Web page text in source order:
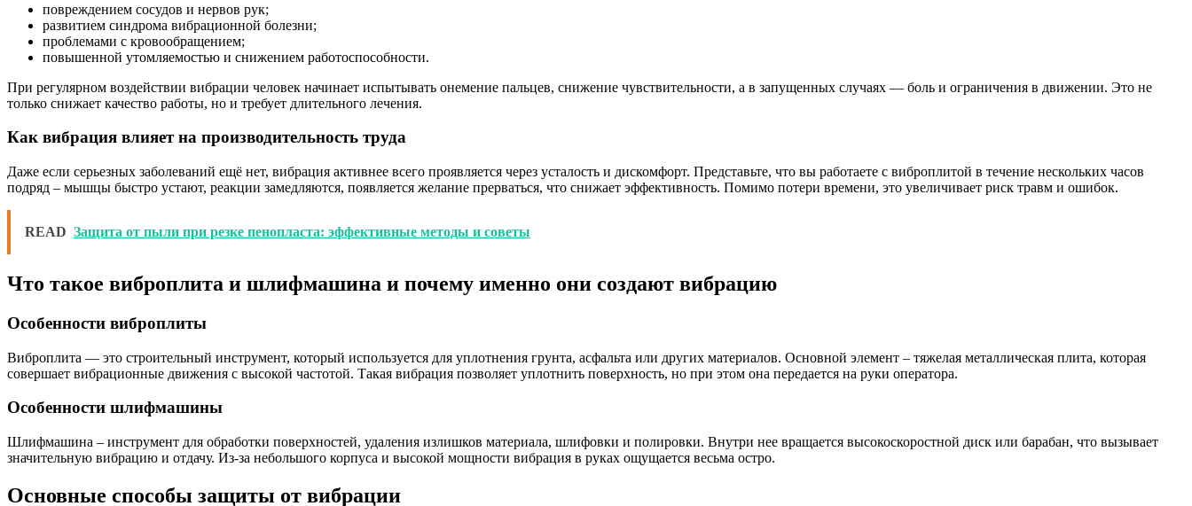
повреждением сосудов и нервов рук;
развитием синдрома вибрационной болезни;
проблемами с кровообращением;
повышенной утомляемостью и снижением работоспособности.
При регулярном воздействии вибрации человек начинает испытывать онемение пальцев, снижение чувствительности, а в запущенных случаях — боль и ограничения в движении. Это не
только снижает качество работы, но и требует длительного лечения.
Как вибрация влияет на производительность труда
Даже если серьезных заболеваний ещё нет, вибрация активнее всего проявляется через усталость и дискомфорт. Представьте, что вы работаете с виброплитой в течение нескольких часов
подряд – мышцы быстро устают, реакции замедляются, появляется желание прерваться, что снижает эффективность. Помимо потери времени, это увеличивает риск травм и ошибок.
READ Защита от пыли при резке пенопласта: эффективные методы и советы
Что такое виброплита и шлифмашина и почему именно они создают вибрацию
Особенности виброплиты
Виброплита — это строительный инструмент, который используется для уплотнения грунта, асфальта или других материалов. Основной элемент – тяжелая металлическая плита, которая
совершает вибрационные движения с высокой частотой. Такая вибрация позволяет уплотнить поверхность, но при этом она передается на руки оператора.
Особенности шлифмашины
Шлифмашина – инструмент для обработки поверхностей, удаления излишков материала, шлифовки и полировки. Внутри нее вращается высокоскоростной диск или барабан, что вызывает
значительную вибрацию и отдачу. Из-за небольшого корпуса и высокой мощности вибрация в руках ощущается весьма остро.
Основные способы защиты от вибрации